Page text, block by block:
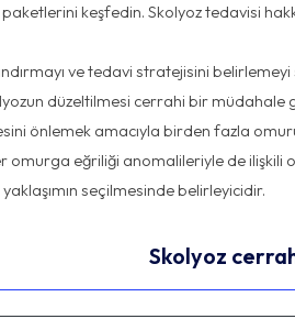
keşfedin. Skolyoz tedavisi
ve tedavi stratejisini
düzeltilmesi cerrahi bir
önlemek amacıyla birden fazla
eğriliği anomalileriyle de ilişkili
Skolyoz